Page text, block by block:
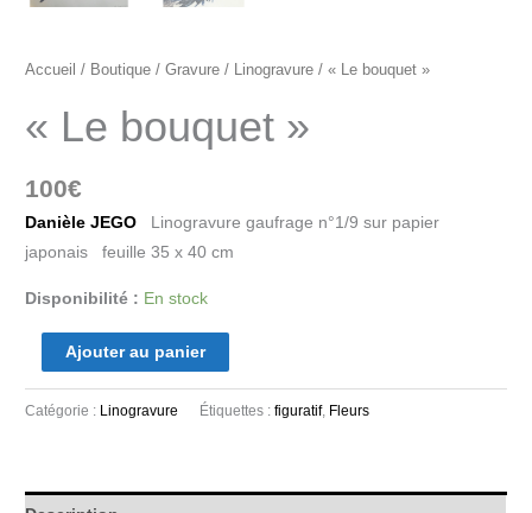
Accueil / Boutique /Gravure / Linogravure / « Le bouquet »
« Le bouquet »
100€
Danièle JEGO
Linogravure gaufrage n°1/9 sur papier
japonais feuille 35 x 40 cm
Disponibilité : En stock
Ajouter au panier
Catégorie : Linogravure Étiquettes :figuratif, Fleurs